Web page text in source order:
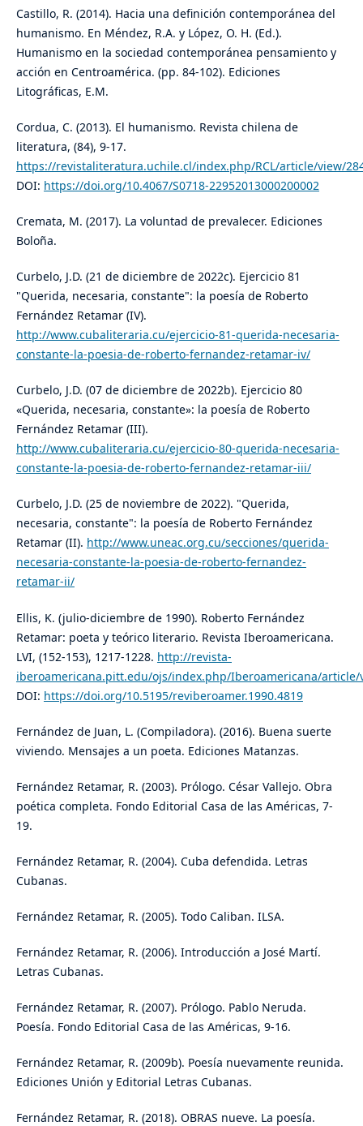
Castillo, R. (2014). Hacia una definición contemporánea del
humanismo. En Méndez, R.A. y López, O. H. (Ed.).
Humanismo en la sociedad contemporánea pensamiento y
acción en Centroamérica. (pp. 84-102). Ediciones
Litográficas, E.M.
Cordua, C. (2013). El humanismo. Revista chilena de
literatura, (84), 9-17.
https://revistaliteratura.uchile.cl/index.php/RCL/article/view/
DOI: https://doi.org/10.4067/S0718-22952013000200002
Cremata, M. (2017). La voluntad de prevalecer. Ediciones
Boloña.
Curbelo, J.D. (21 de diciembre de 2022c). Ejercicio 81
"Querida, necesaria, constante": la poesía de Roberto
Fernández Retamar (IV).
http://www.cubaliteraria.cu/ejercicio-81-querida-necesaria-
constante-la-poesia-de-roberto-fernandez-retamar-iv/
Curbelo, J.D. (07 de diciembre de 2022b). Ejercicio 80
«Querida, necesaria, constante»: la poesía de Roberto
Fernández Retamar (III).
http://www.cubaliteraria.cu/ejercicio-80-querida-necesaria-
constante-la-poesia-de-roberto-fernandez-retamar-iii/
Curbelo, J.D. (25 de noviembre de 2022). "Querida,
necesaria, constante": la poesía de Roberto Fernández
Retamar (II). http://www.uneac.org.cu/secciones/querida-
necesaria-constante-la-poesia-de-roberto-fernandez-
retamar-ii/
Ellis, K. (julio-diciembre de 1990). Roberto Fernández
Retamar: poeta y teórico literario. Revista Iberoamericana.
LVI, (152-153), 1217-1228. http://revista-
iberoamericana.pitt.edu/ojs/index.php/Iberoamericana/article/
DOI: https://doi.org/10.5195/reviberoamer.1990.4819
Fernández de Juan, L. (Compiladora). (2016). Buena suerte
viviendo. Mensajes a un poeta. Ediciones Matanzas.
Fernández Retamar, R. (2003). Prólogo. César Vallejo. Obra
poética completa. Fondo Editorial Casa de las Américas, 7-
19.
Fernández Retamar, R. (2004). Cuba defendida. Letras
Cubanas.
Fernández Retamar, R. (2005). Todo Caliban. ILSA.
Fernández Retamar, R. (2006). Introducción a José Martí.
Letras Cubanas.
Fernández Retamar, R. (2007). Prólogo. Pablo Neruda.
Poesía. Fondo Editorial Casa de las Américas, 9-16.
Fernández Retamar, R. (2009b). Poesía nuevamente reunida.
Ediciones Unión y Editorial Letras Cubanas.
Fernández Retamar, R. (2018). OBRAS nueve. La poesía.